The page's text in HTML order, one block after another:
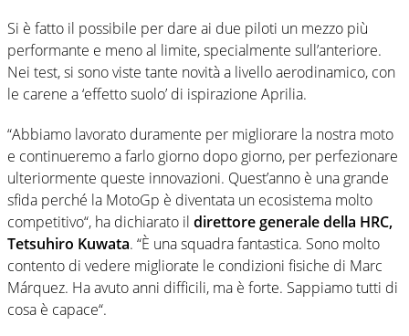
Si è fatto il possibile per dare ai due piloti un mezzo più
performante e meno al limite, specialmente sull’anteriore.
Nei test, si sono viste tante novità a livello aerodinamico, con
le carene a ‘effetto suolo’ di ispirazione Aprilia.
“Abbiamo lavorato duramente per migliorare la nostra moto
e continueremo a farlo giorno dopo giorno, per perfezionare
ulteriormente queste innovazioni. Quest’anno è una grande
sfida perché la MotoGp è diventata un ecosistema molto
competitivo“, ha dichiarato il direttore generale della HRC,
Tetsuhiro Kuwata. “È una squadra fantastica. Sono molto
contento di vedere migliorate le condizioni fisiche di Marc
Márquez. Ha avuto anni difficili, ma è forte. Sappiamo tutti di
cosa è capace“.